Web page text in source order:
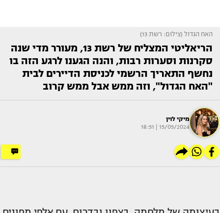
האח הגדול (צילום: רשת 13)
הריאליטי המצליח של רשת 13, מעורר מדי שנה
סקרנות וסערות רבות, והנה הגענו לרגע הזה בו
נחשף התאריך הרשמי לכניסת הדיירים לבית
"האח הגדול", וזה ממש אבל ממש קרוב
מיקי לוין
15/05/2024 | 18:51